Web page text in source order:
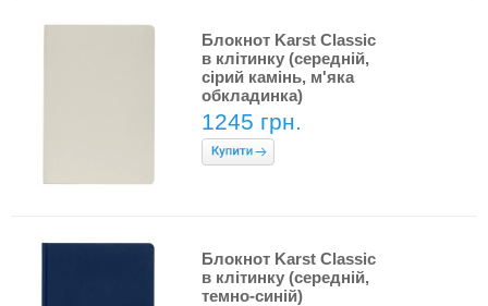
Блокнот Karst Classic
в клітинку (середній,
сірий камінь, м'яка
обкладинка)
1245 грн.
Блокнот Karst Classic
в клітинку (середній,
темно-синій)